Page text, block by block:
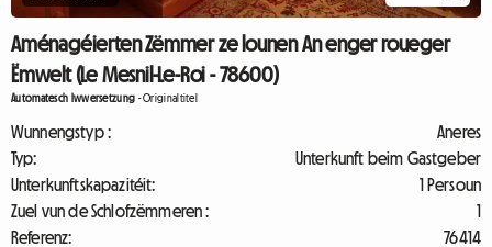
Aménagéierten Zëmmer ze lounen An enger roueger
Ëmwelt (Le Mesnil-Le-Roi - 78600)
Automatesch Iwwersetzung -Originaltitel
Wunnengstyp :
Aneres
Typ:
Unterkunft beim Gastgeber
Unterkunftskapazitéit:
1 Persoun
Zuel vun de Schlofzëmmeren :
1
Referenz:
76414